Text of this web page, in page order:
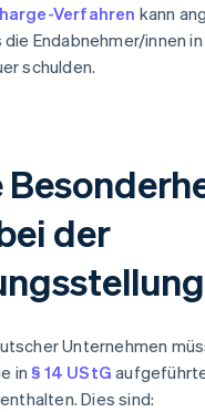
Verfahren kann
Endabnehmer/innen
schulden.
der
Unternehmen
in§ 14 UStG
Dies sind: